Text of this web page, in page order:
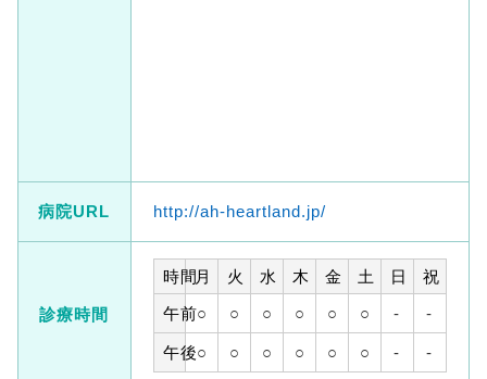
病院URL http://ah-heartland.jp/
診療時間
時間月 火 水 木 金 土 日
祝
午前○ ○ ○ ○ ○ ○ - -
午後○ ○ ○ ○ ○ ○ - -